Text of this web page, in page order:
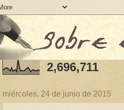
2,696,711
miércoles, 24 de junio de 2015